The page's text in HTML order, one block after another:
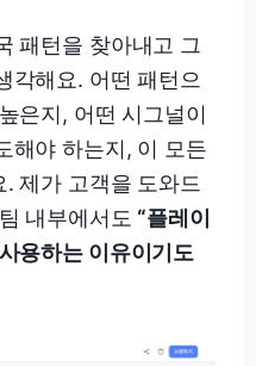
패턴을 찾아내고 그
각해요. 어떤 패턴으
은지, 어떤 시그널이
해야 하는지, 이 모든
제가 고객을 도와드
내부에서도 “플레이
용하는 이유이기도